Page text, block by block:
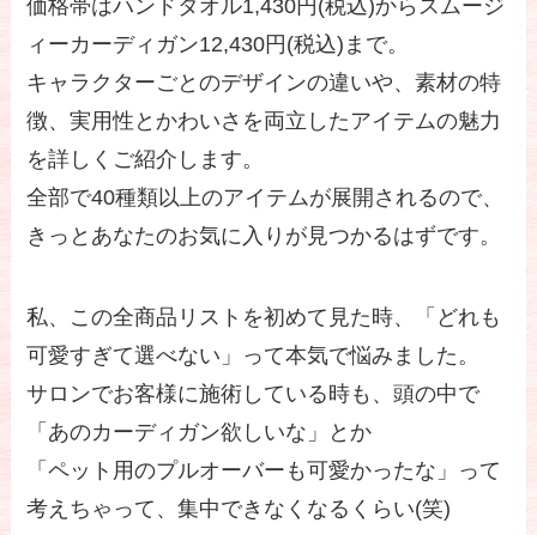
価格帯はハンドタオル1,430円(税込)からスムージ
ィーカーディガン12,430円(税込)まで。
キャラクターごとのデザインの違いや、素材の特
徴、実用性とかわいさを両立したアイテムの魅力
を詳しくご紹介します。
全部で40種類以上のアイテムが展開されるので、
きっとあなたのお気に入りが見つかるはずです。
私、この全商品リストを初めて見た時、「どれも
可愛すぎて選べない」って本気で悩みました。
サロンでお客様に施術している時も、頭の中で
「あのカーディガン欲しいな」とか
「ペット用のプルオーバーも可愛かったな」って
考えちゃって、集中できなくなるくらい(笑)